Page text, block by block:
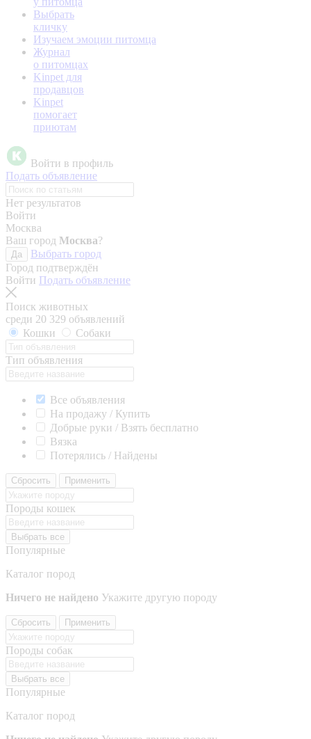
Выбрать
кличку
Изучаем эмоции питомца
Журнал
о питомцах
Kinpet для
продавцов
Kinpet
помогает
приютам
Войти в профиль
Подать объявление
Нет результатов
Войти
Москва
Ваш город Москва?
Да
Выбрать город
Город подтверждён
Войти Подать объявление
Поиск животных
среди 20 329 объявлений
Кошки
Собаки
Тип объявления
Все объявления
На продажу / Купить
Добрые руки / Взять бесплатно
Вязка
Потерялись / Найдены
Сбросить Применить
Породы кошек
Выбрать все
Популярные
Каталог пород
Ничего не найдено Укажите другую породу
Сбросить Применить
Породы собак
Выбрать все
Популярные
Каталог пород